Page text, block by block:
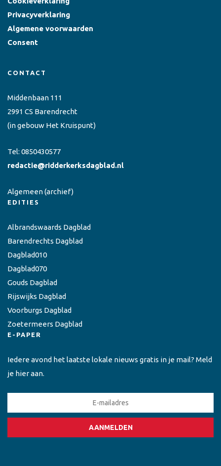
Privacyverklaring
Algemene voorwaarden
Consent
CONTACT
Middenbaan 111
2991 CS Barendrecht
(in gebouw Het Kruispunt)
Tel: 0850430577
redactie@ridderkerksdagblad.nl
Algemeen(archief)
EDITIES
Albrandswaards Dagblad
Barendrechts Dagblad
Dagblad010
Dagblad070
Gouds Dagblad
Rijswijks Dagblad
Voorburgs Dagblad
Zoetermeers Dagblad
E-PAPER
Iedere avond het laatste lokale nieuws gratis in je mail? Meld
je hier aan.